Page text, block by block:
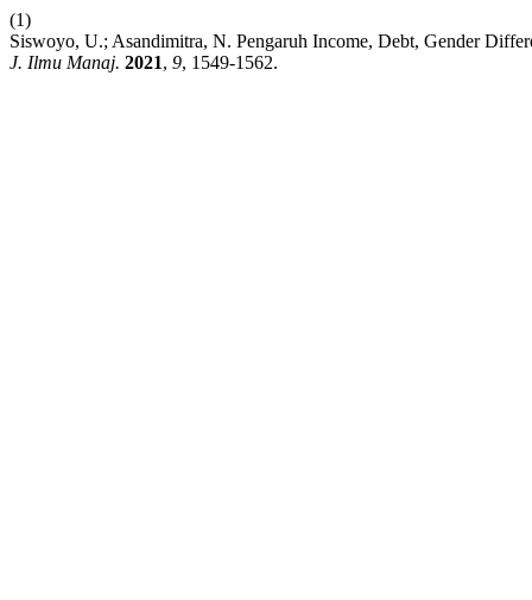
(1)
Siswoyo, U.; Asandimitra, N. Pengaruh Income, Debt, Gender
J. Ilmu Manaj. 2021, 9, 1549-1562.